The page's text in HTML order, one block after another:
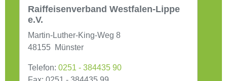
Raiffeisenverband Westfalen-Lippe
e.V.
Martin-Luther-King-Weg 8
48155 Münster
Telefon: 0251 - 384435 90